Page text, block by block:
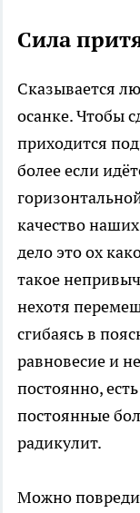
Сила
Сказывается
осанке. Чтобы
приходится
более если
качество
дело это ох
такое
нехотя
сгибаясь в
равновесие и
постоянно,
постоянные
радикулит.
Можно